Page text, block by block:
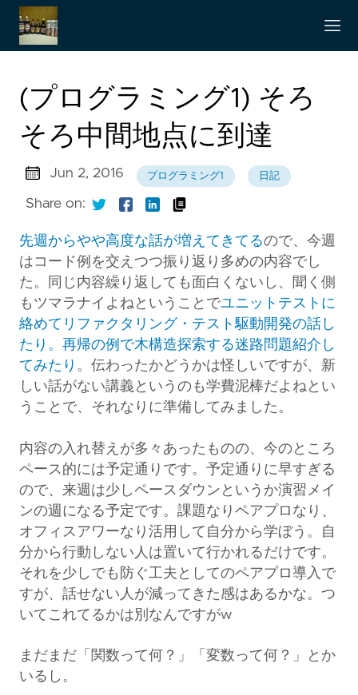
(プログラミング1) そろ
そろ中間地点に到達
Jun 2, 2016 プログラミング1 日記
Share on:
先週からやや高度な話が増えてきてるので、今週
はコード例を交えつつ振り返り多めの内容でし
た。同じ内容繰り返しても面白くないし、聞く側
もツマラナイよねということでユニットテストに
絡めてリファクタリング・テスト駆動開発の話し
たり。再帰の例で木構造探索する迷路問題紹介し
てみたり 。伝わったかどうかは怪しいですが、新
しい話がない講義というのも学費泥棒だよねとい
うことで、それなりに準備してみました。
内容の入れ替えが多々あったものの、今のところ
ペース的には予定通りです。予定通りに早すぎる
ので、来週は少しペースダウンというか演習メイ
ンの週になる予定です。課題なりペアプロなり、
オフィスアワーなり活用して自分から学ぼう。自
分から行動しない人は置いて行かれるだけです。
それを少しでも防ぐ工夫としてのペアプロ導入で
すが、話せない人が減ってきた感はあるかな。つ
いてこれてるかは別なんですがw
まだまだ「関数って何？」「変数って何？」とか
いるし。